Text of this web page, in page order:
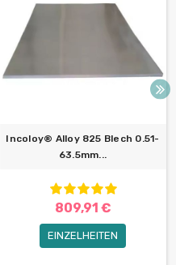
Incoloy® Alloy 825 Blech 0.51-
63.5mm...
809,91 €
EINZELHEITEN